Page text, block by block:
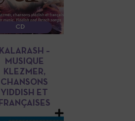
CD
KALARASH –
MUSIQUE
KLEZMER,
CHANSONS
YIDDISH ET
FRANÇAISES